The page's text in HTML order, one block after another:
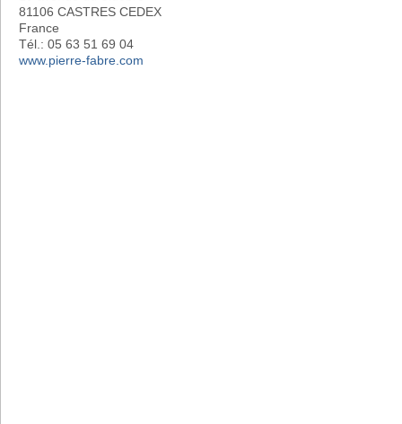
81106 CASTRES CEDEX
France
Tél.: 05 63 51 69 04
www.pierre-fabre.com